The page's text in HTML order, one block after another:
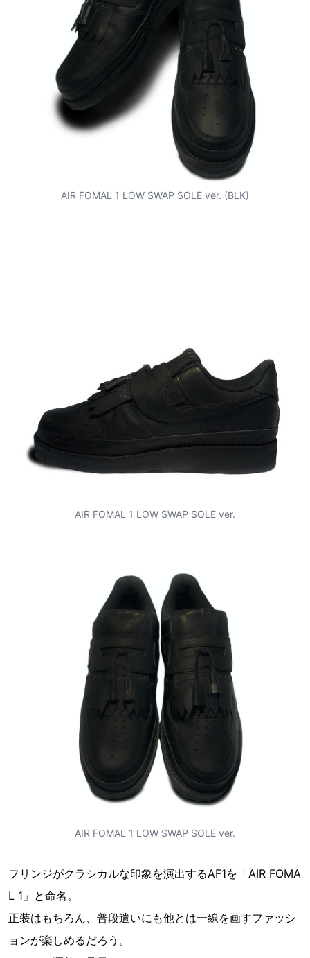
AIR FOMAL 1 LOW SWAP SOLE ver. (BLK)
AIR FOMAL 1 LOW SWAP SOLE ver.
AIR FOMAL 1 LOW SWAP SOLE ver.
フリンジがクラシカルな印象を演出するAF1を「AIR FOMA
L 1」と命名。
正装はもちろん、普段遣いにも他とは一線を画すファッシ
ョンが楽しめるだろう。